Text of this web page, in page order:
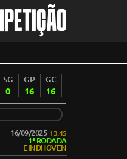
SG
0
GP
16
GC
16
16/09/2025 13:45
1ª RODADA
EINDHOVEN